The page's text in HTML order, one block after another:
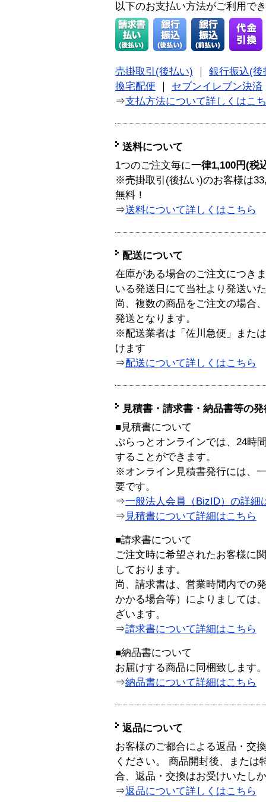
以下のお支払い方法がご利用で
売掛取引(後払い)
銀行振込(後
換宅配便
セブンイレブン決済
⇒支払方法について詳しくはこ
送料について
1つのご注文毎に一律1,100円(税
※売掛取引(後払い)のお客様は
無料！
⇒送料について詳しくはこちら
配送について
在庫がある場合のご注文につき
いる発送日にて当社より発送い
尚、複数の商品をご注文の場合
発送となります。
※配送業者は「佐川急便」また
けます
⇒配送について詳しくはこちら
見積書・請求書・納品書等の
■見積書について
ぷらっとオンラインでは、24時
することができます。
※オンライン見積書発行には、
要です。
⇒一般法人会員（BizID）の詳細
⇒ 見積書について詳細はこちら
■請求書について
ご注文時に希望されたお客様に
しております。
尚、請求書は、営業時間内での
かかる場合等）によりましては
ざいます。
⇒請求書について詳細はこちら
■納品書について
お届けする商品に同梱致します。
⇒納品書について詳細はこちら
返品について
お客様のご都合による返品・交
ください。 商品開封後、または
合、返品・交換はお受けいたし
⇒返品について詳しくはこちら